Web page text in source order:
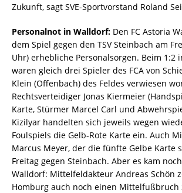
Zukunft, sagt SVE-Sportvorstand Roland
Personalnot in Walldorf: Den FC Astoria
dem Spiel gegen den TSV Steinbach am
Uhr) erhebliche Personalsorgen. Beim 1:2
waren gleich drei Spieler des FCA von
Klein (Offenbach) des Feldes verwiesen
Rechtsverteidiger Jonas Kiermeier
Karte, Stürmer Marcel Carl und
Kizilyar handelten sich jeweils wegen
Foulspiels die Gelb-Rote Karte ein. Auch
Marcus Meyer, der die fünfte Gelbe Karte
Freitag gegen Steinbach. Aber es kam
Walldorf: Mittelfeldakteur Andreas Schön
Homburg auch noch einen